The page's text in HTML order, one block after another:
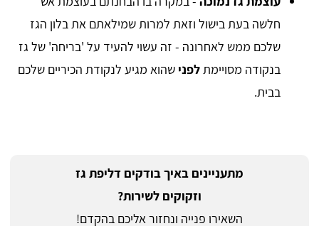
חלשה בעת בישול וזאת למרות שמילאתם את בלון הגז
שלכם ממש לאחרונה - זה עשוי להעיד על 'בריחה' של גז
בנקודה מסויימתלפני שהוא מגיע לנקודת הכיריים שלכם
בבית.
מתעניינים באיך בודקים דליפת גז
וזקוקים לשירות?
השאירו פנייה ונחזור אליכם בהקדם!